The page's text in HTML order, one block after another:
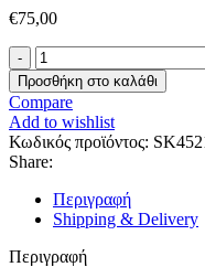
€75,00
ΣΕΤ
ΚΑΡΑΦΑ&ΠΟΤΗΡΙ
SK452199-
SP450899
ποσότητα
Προσθήκη στο καλάθι
Compare
Add to wishlist
Κωδικός προϊόντος:
Share:
Περιγραφή
Shipping & Delivery
Περιγραφή